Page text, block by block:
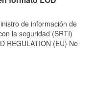
de información de
la seguridad (SRTI)
REGULATION (EU) No